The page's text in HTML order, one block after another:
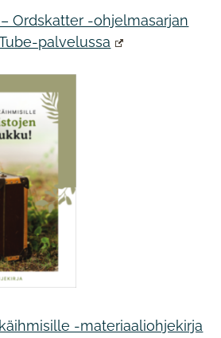
Ordskatter -ohjelmasarjan
palvelussa
-materiaaliohjekirja